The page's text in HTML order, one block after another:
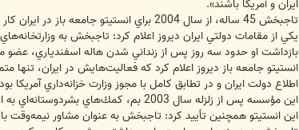
ايران و آمريكا باشند».
تاجبخش 45 ساله، از سال 2004 براي انستيتو جامعه باز در ايران كار مي‌كرده و همچنين براي بانك جهاني نيز كارهايي را در تهران انجام داده است.
يكي از مقامات دولتي ايران ديروز اعلام كرد: تاجبخش به
بازداشت او حدود سه روز پس از زنداني شدن هاله اسفندياري، عضو
انستيتو جامعه باز ديروز اعلام كرد كه فعاليت‌هايش در ايران،
اطلاع دولت ايران و در تطابق كامل با مجوز وزارت خزانه‌داري آمريكا
اين مؤسسه پس از زلزله سال 2003 بم، كمك‌هاي بشردوستانه‌اي به ايران فرستاد.
اين انستيتو همچنين تأييد كرد: تاجبخش به عنوان مشاور نيمه‌وقت